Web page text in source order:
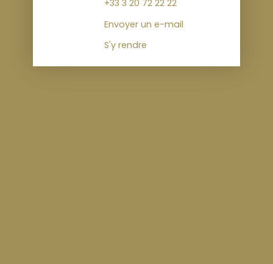
+33 3 20 72 22 22
Envoyer un e-mail
S'y rendre